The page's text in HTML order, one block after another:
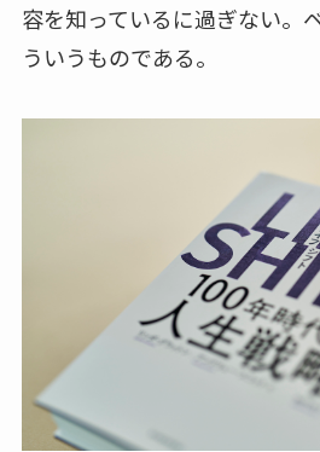
容を知っているに過ぎない。
ういうものである。